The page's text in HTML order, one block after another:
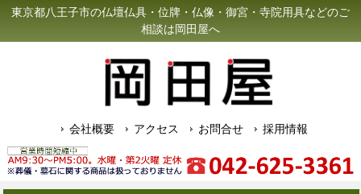
東京都八王子市の仏壇仏具・位牌・仏像・御宮・寺院用具などのご
相談は岡田屋へ
会社概要 アクセス お問合せ 採用情報